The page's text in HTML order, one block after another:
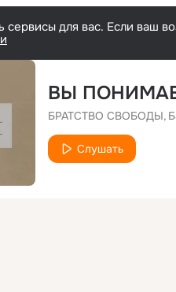
для вас. Если ваш
ВЫ
БРАТСТВО СВОБОДЫ
Слушать